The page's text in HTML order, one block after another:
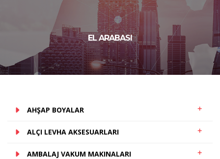
EL ARABASI
AHŞAP BOYALAR
ALÇI LEVHA AKSESUARLARI
AMBALAJ VAKUM MAKINALARI